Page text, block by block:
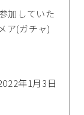
加していた
ア(ガチャ)
年1月3日